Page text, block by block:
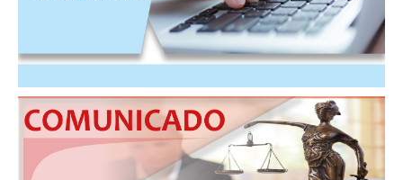
PUBLICIDADE
MANUAL DE REDAÇÃO